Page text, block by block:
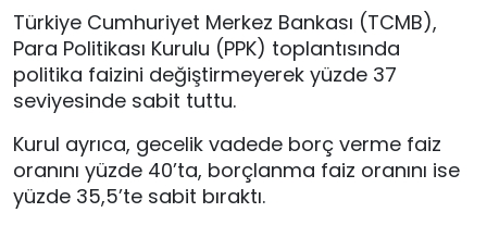
Türkiye Cumhuriyet Merkez Bankası (TCMB),
Para Politikası Kurulu (PPK) toplantısında
politika faizini değiştirmeyerek yüzde 37
seviyesinde sabit tuttu.
Kurul ayrıca, gecelik vadede borç verme faiz
oranını yüzde 40’ta, borçlanma faiz oranını ise
yüzde 35,5’te sabit bıraktı.